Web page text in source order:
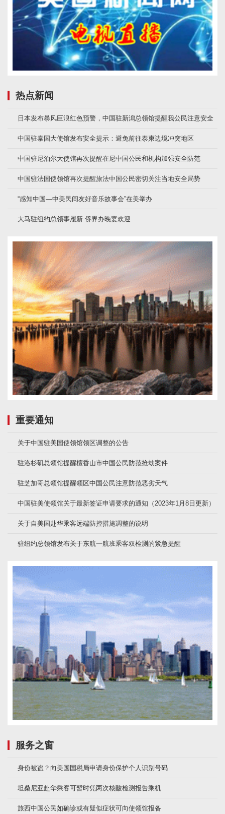
热点新闻
日本发布暴风巨浪红色预警，中国驻新潟总领馆提醒我公民注意安全
中国驻泰国大使馆发布安全提示：避免前往泰柬边境冲突地区
中国驻尼泊尔大使馆再次提醒在尼中国公民和机构加强安全防范
中国驻法国使领馆再次提醒旅法中国公民密切关注当地安全局势
“感知中国—中美民间友好音乐故事会”在美举办
大马驻纽约总领事履新 侨界办晚宴欢迎
重要通知
关于中国驻美国使领馆领区调整的公告
驻洛杉矶总领馆提醒檀香山市中国公民防范抢劫案件
驻芝加哥总领馆提醒领区中国公民注意防范恶劣天气
中国驻美使领馆关于最新签证申请要求的通知（2023年1月8日更新）
关于自美国赴华乘客远端防控措施调整的说明
驻纽约总领馆发布关于东航一航班乘客双检测的紧急提醒
服务之窗
身份被盗？向美国国税局申请身份保护个人识别号码
坦桑尼亚赴华乘客可暂时凭两次核酸检测报告乘机
旅西中国公民如确诊或有疑似症状可向使领馆报备